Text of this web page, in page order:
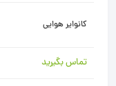
کانوایر هوایی
تماس بگیرید